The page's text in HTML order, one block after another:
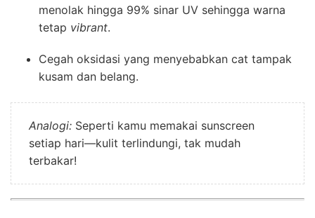
menolak hingga 99% sinar UV sehingga warna
tetap vibrant.
Cegah oksidasi yang menyebabkan cat tampak
kusam dan belang.
Analogi: Seperti kamu memakai sunscreen
setiap hari—kulit terlindungi, tak mudah
terbakar!